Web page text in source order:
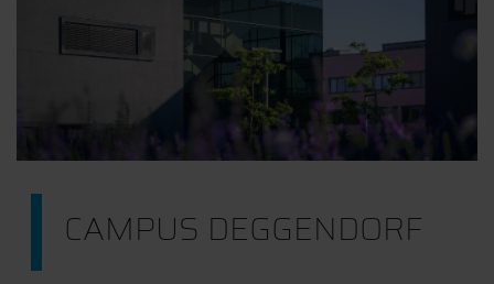
CAMPUS DEGGENDORF